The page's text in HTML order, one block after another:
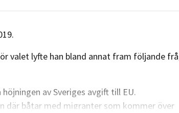
valet lyfte han bland annat fram följande
av Sveriges avgift till EU.
där båtar med migranter som kommer över